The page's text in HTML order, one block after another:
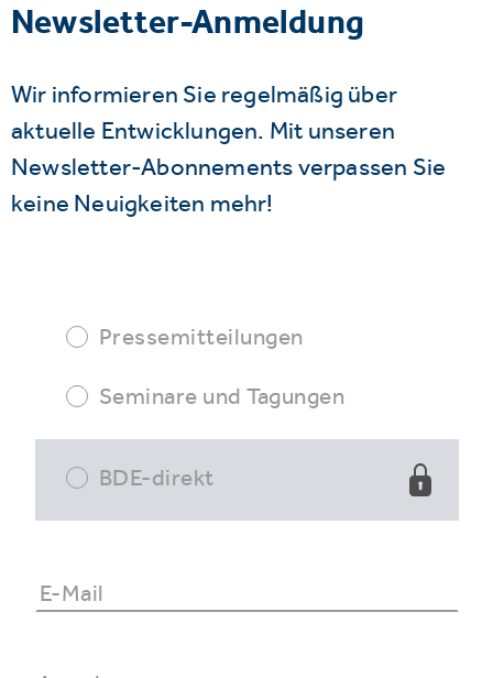
Newsletter-Anmeldung
Wir informieren Sie regelmäßig über
aktuelle Entwicklungen. Mit unseren
Newsletter-Abonnements verpassen Sie
keine Neuigkeiten mehr!
Pressemitteilungen
Seminare und Tagungen
BDE-direkt